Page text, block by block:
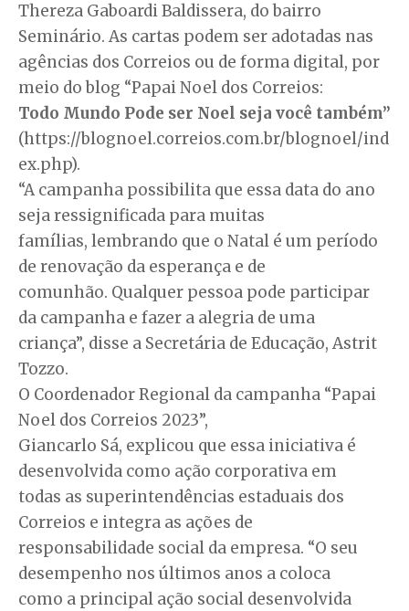
Thereza Gaboardi Baldissera, do bairro
Seminário. As cartas podem ser adotadas nas
agências dos Correios ou de forma digital, por
meio do blog “Papai Noel dos Correios:
Todo Mundo Pode ser Noel seja você também”
(https://blognoel.correios.com.br/blognoel/ind
ex.php).
“A campanha possibilita que essa data do ano
seja ressignificada para muitas
famílias, lembrando que o Natal é um período
de renovação da esperança e de
comunhão. Qualquer pessoa pode participar
da campanha e fazer a alegria de uma
criança”, disse a Secretária de Educação, Astrit
Tozzo.
O Coordenador Regional da campanha “Papai
Noel dos Correios 2023”,
Giancarlo Sá, explicou que essa iniciativa é
desenvolvida como ação corporativa em
todas as superintendências estaduais dos
Correios e integra as ações de
responsabilidade social da empresa. “O seu
desempenho nos últimos anos a coloca
como a principal ação social desenvolvida